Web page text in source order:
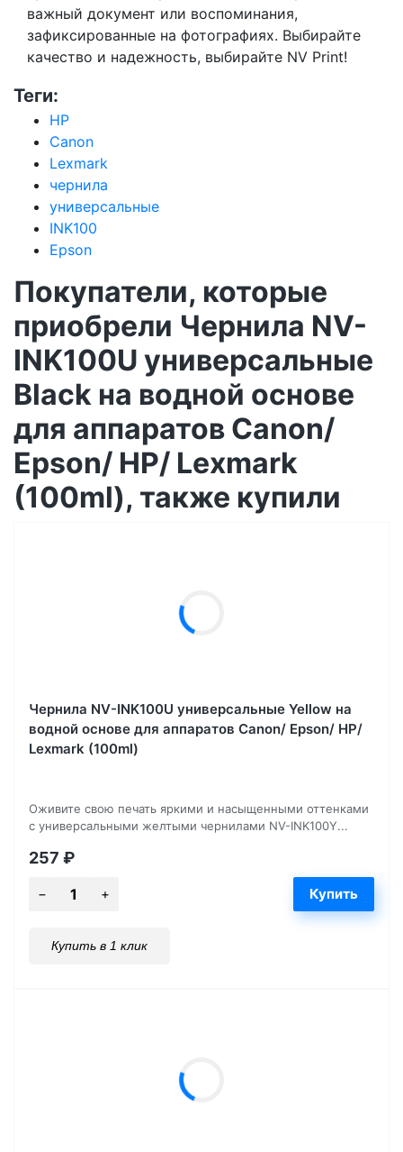
важный документ или воспоминания,
зафиксированные на фотографиях. Выбирайте
качество и надежность, выбирайте NV Print!
Теги:
HP
Canon
Lexmark
чернила
универсальные
INK100
Epson
Покупатели, которые
приобрели Чернила NV-
INK100U универсальные
Black на водной основе
для аппаратов Сanon/
Epson/ НР/ Lexmark
(100ml), также купили
Чернила NV-INK100U универсальные Yellow на
водной основе для аппаратов Сanon/ Epson/ НР/
Lexmark (100ml)
Оживите свою печать яркими и насыщенными оттенками
с универсальными желтыми чернилами NV-INK100Y...
257 ₽
Купить в 1 клик